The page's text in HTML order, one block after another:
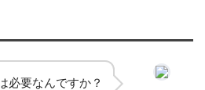
必要なんですか？